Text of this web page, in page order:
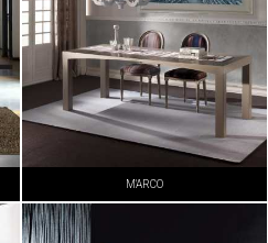
M'ARCO